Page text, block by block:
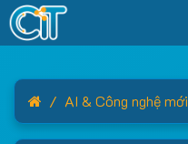
HomeAI & Công nghệ mới